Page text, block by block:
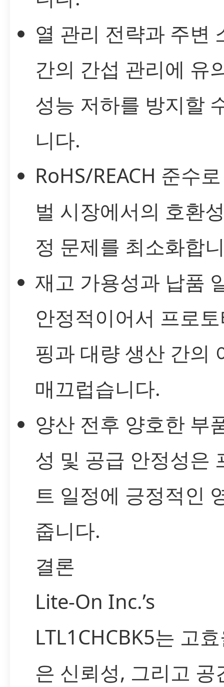
열 관리 전략과 주변
간의 간섭 관리에 유
성능 저하를 방지할
니다.
RoHS/REACH 준수
벌 시장에서의 호환
정 문제를 최소화합
재고 가용성과 납품
안정적이어서 프로
핑과 대량 생산 간의
매끄럽습니다.
양산 전후 양호한 부
성 및 공급 안정성은
트 일정에 긍정적인
줍니다.
결론
Lite-On Inc.’s
LTL1CHCBK5는 고
은 신뢰성, 그리고 공